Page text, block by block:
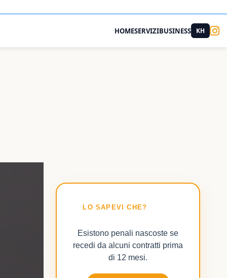
HOMESERVIZIBUSINESS KH
💡LO SAPEVI CHE?
Esistono penali nascoste se
recedi da alcuni contratti prima
di 12 mesi.